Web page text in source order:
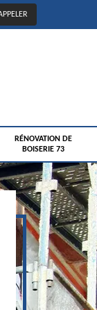
RÉNOVATION DE
BOISERIE 73